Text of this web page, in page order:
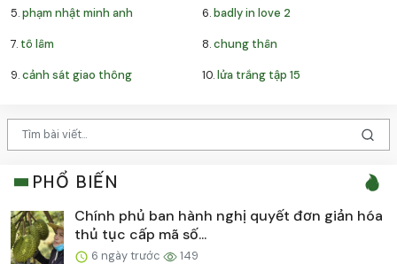
5.phạm nhật minh anh 6.badly in love 2
7. tô lâm 8.chung thân
9.cảnh sát giao thông 10.lửa trắng tập 15
PHỔ BIẾN
Chính phủ ban hành nghị quyết đơn giản hóa
thủ tục cấp mã số...
6 ngày trước 149